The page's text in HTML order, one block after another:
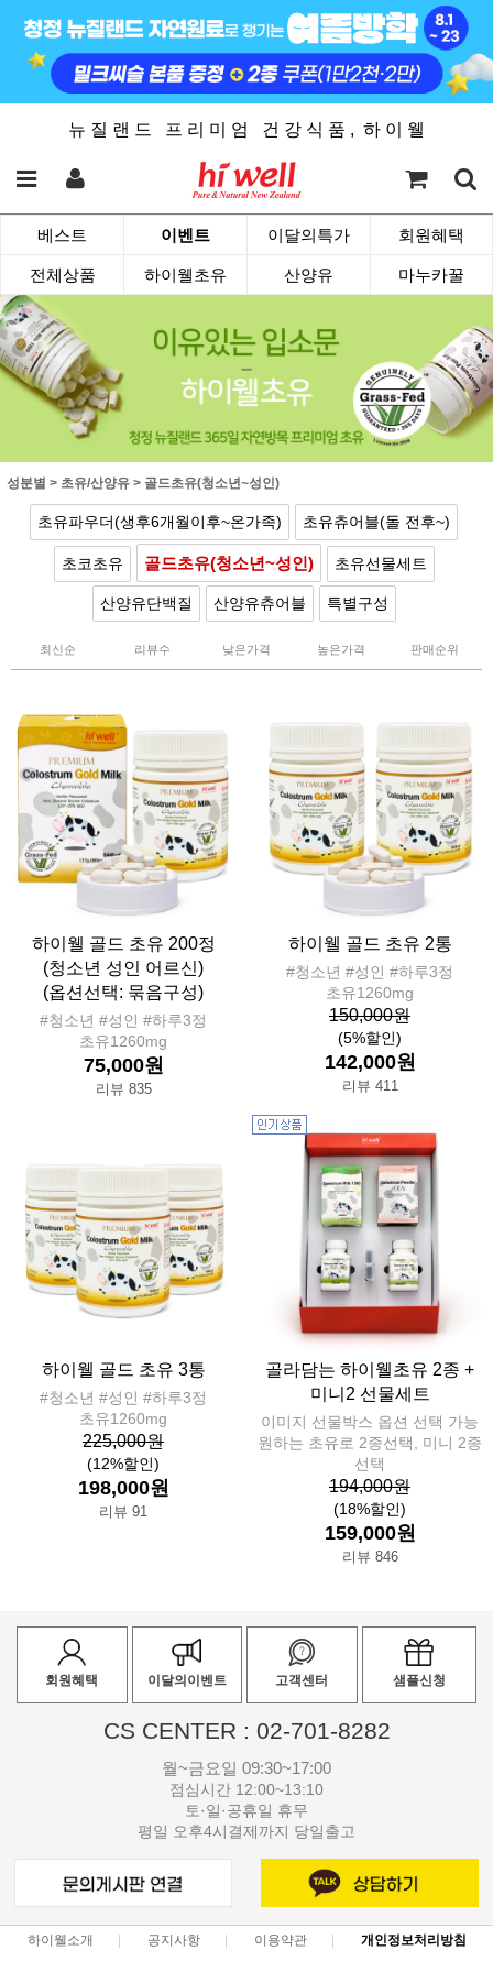
뉴 질 랜 드 프 리 미 엄 건 강 식 품 , 하 이 웰
베스트 이벤트 이달의특가 회원혜택
전체상품 하이웰초유 산양유 마누카꿀
성분별 > 초유/산양유 > 골드초유(청소년~성인)
초유파우더(생후6개월이후~온가족) 초유츄어블(돌 전후~)
초코초유 골드초유(청소년~성인) 초유선물세트
산양유단백질 산양유츄어블 특별구성
최신순 리뷰수 낮은가격 높은가격 판매순위
하이웰 골드 초유 200정
(청소년 성인 어르신)
(옵션선택: 묶음구성)
#청소년 #성인 #하루3정
초유1260mg
75,000원
리뷰 835
하이웰 골드 초유 2통
#청소년 #성인 #하루3정
초유1260mg
150,000원
(5%할인)
142,000원
리뷰 411
하이웰 골드 초유 3통
#청소년 #성인 #하루3정
초유1260mg
225,000원
(12%할인)
198,000원
리뷰 91
골라담는 하이웰초유 2종 +
미니2 선물세트
이미지 선물박스 옵션 선택 가능
원하는 초유로 2종선택, 미니 2종
선택
194,000원
(18%할인)
159,000원
리뷰 846
회원혜택 이달의이벤트 고객센터 샘플신청
CS CENTER : 02-701-8282
월~금요일 09:30~17:00
점심시간 12:00~13:10
토·일·공휴일 휴무
평일 오후4시결제까지 당일출고
하이웰소개 공지사항 이용약관 개인정보처리방침